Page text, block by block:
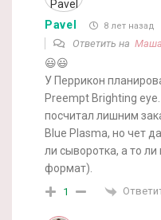
Pavel 8 лет назад
Ответить на Маша
😃😃
У Перрикон
Preempt Brighting
посчитал лишним
Blue Plasma, но чет
ли сыворотка, а то
формат).
1